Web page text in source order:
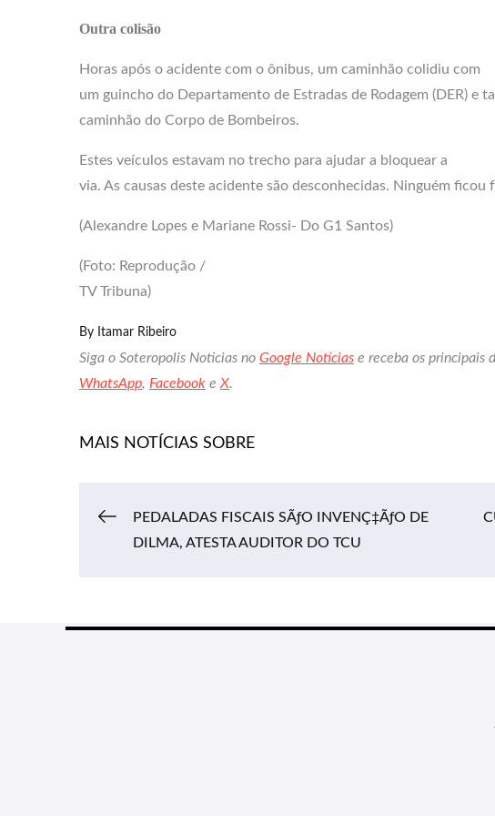
Outra colisão
Horas após o acidente com o ônibus, um caminhão colidiu com
um guincho do Departamento de Estradas de Rodagem (DER) e
caminhão do Corpo de Bombeiros.
Estes veículos estavam no trecho para ajudar a bloquear a
via. As causas deste acidente são desconhecidas. Ninguém ficou
(Alexandre Lopes e Mariane Rossi- Do G1 Santos)
(Foto: Reprodução /
TV Tribuna)
By Itamar Ribeiro
Siga o Soteropolis Noticias no Google Notícias e receba os principais
WhatsApp, Facebook e X.
MAIS NOTÍCIAS SOBRE
Navegação
Post
PEDALADAS FISCAIS SÃƒO INVENÇ‡ÃƒO DE
DILMA, ATESTA AUDITOR DO TCU